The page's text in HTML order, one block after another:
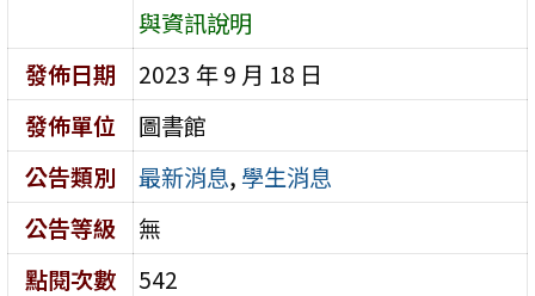
與資訊說明
發佈日期
2023 年 9 月 18 日
發佈單位
圖書館
公告類別
最新消息, 學生消息
公告等級
無
點閱次數
542